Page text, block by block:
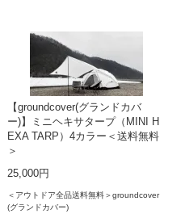
【groundcover(グランドカバ
ー)】ミニヘキサタープ（MINI H
EXA TARP）4カラー＜送料無料
＞
25,000円
＜アウトドア全品送料無料＞groundcover
(グランドカバー)